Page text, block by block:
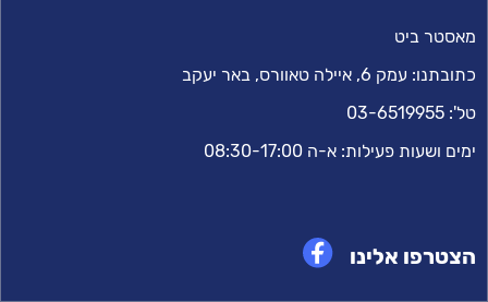
מאסטר ביט
כתובתנו: עמק 6, איילה טאוורס, באר יעקב
טל': 03-6519955
ימים ושעות פעילות: א-ה 08:30-17:00
הצטרפו אלינו